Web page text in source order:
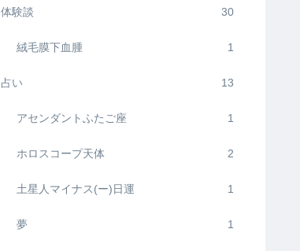
体験談 30
絨毛膜下血腫 1
占い 13
アセンダントふたご座 1
ホロスコープ天体 2
土星人マイナス(ー)日運 1
夢 1